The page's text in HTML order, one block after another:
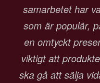
samarbetet har
som är populär,
en omtyckt
viktigt att
ska gå att sälja